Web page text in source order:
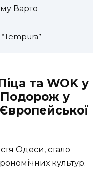
Варто
та WOK у
у
Одеси, стало
культур.